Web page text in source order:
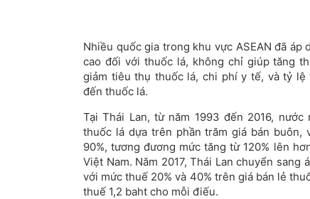
Nhiều quốc gia trong khu vực ASEAN đã
cao đối với thuốc lá, không chỉ giúp tăng
giảm tiêu thụ thuốc lá, chi phí y tế, và tỷ
đến thuốc lá.
Tại Thái Lan, từ năm 1993 đến 2016,
thuốc lá dựa trên phần trăm giá bán buôn,
90%, tương đương mức tăng từ 120% lên
Việt Nam. Năm 2017, Thái Lan chuyển
với mức thuế 20% và 40% trên giá bán lẻ
thuế 1,2 baht cho mỗi điếu.